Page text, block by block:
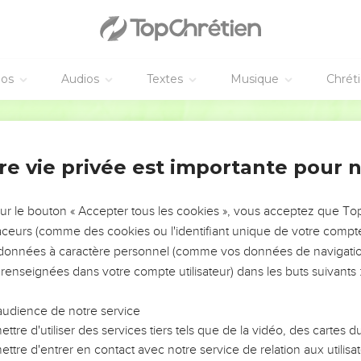
Audios Textes Musique
ne durera pas. L'Eternel s'est choisi *un homme selon
monta de Guilgal à Guibea de Benjamin. Saül passa en revue
600 hommes.
et le peuple qui se trouvait avec eux avaient pris position à
du camp des Philistins pour semer la dévastation : l'une prit le
Horon, et la troisième le chemin de la frontière qui domine
dans tout le pays d'Israël, car les Philistins s’étaient dit :
épées ou des lances. »
d’une pièce d’argent pour aiguiser des bêches, des pioches,
des aiguillons.
vie privée est importante pour
le bouton « Accepter tous les cookies », vous acceptez que
(comme des cookies ou l'identifiant unique de votre
à caractère personnel (comme vos données de
dans votre compte utilisateur) dans les buts suivants :
de notre service
d'utiliser des services tiers tels que de la vidéo, des cartes
d'entrer en contact avec notre service de relation aux